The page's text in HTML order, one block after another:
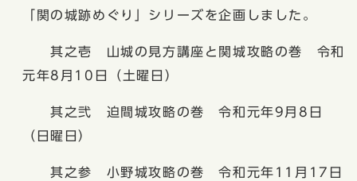
「関の城跡めぐり」シリーズを企画しました。
其之壱 山城の見方講座と関城攻略の巻 令和
元年8月10日（土曜日）
其之弐 迫間城攻略の巻 令和元年9月8日
（日曜日）
其之参 小野城攻略の巻 令和元年11月17日